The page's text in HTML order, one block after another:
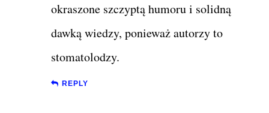
okraszone szczyptą humoru i solidną
dawką wiedzy, ponieważ autorzy to
stomatolodzy.
REPLY